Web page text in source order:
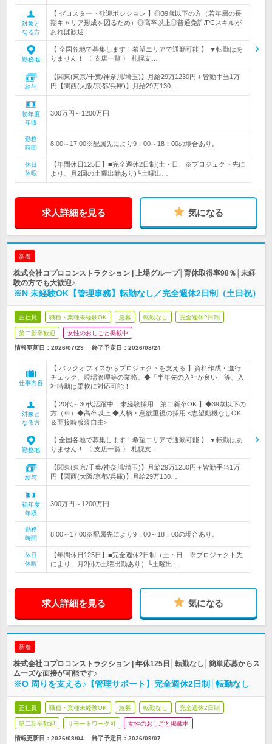
対象と
なる方
【 ゼロスタート歓迎ポジション 】◎39歳以下の方（若年層の長
期キャリア形成を図るため）◎高卒以上◎普通免許/PCスキルが
あれば歓迎！
勤務地
【 全国各地で募集します！希望エリアで通勤可能 】 ▼転勤はあ
りません！ 〈 支店一覧 〉 札幌支…
給与
【関東(東京/千葉/神奈川/埼玉)】月給29万1230円＋皆勤手当1万
円【関西(大阪/京都/兵庫)】月給29万130…
初年度
年収
300万円～1200万円
勤務
時間
8:00～17:00※配属先により9：00～18：00の場合あり。
休日
休暇
【年間休日125日】■完全週休2日制(土・日 ※プロジェクト先に
より、月2回の土曜出勤あり)└土曜出…
求人詳細を見る 気になる
新着
株式会社コプロコンストラクション | 上場グループ│育休取得率98％│未経
験の方でも大歓迎♪
※N 未経験OK【管理事務】転勤なし／完全週休2日制（土日祝）
正社員 職種・業種未経験OK 急募 転勤なし 完全週休2日制
第二新卒歓迎 女性のおしごと掲載中
情報更新日：2026/07/29 終了予定日： 2026/08/24
仕事内容
【 バックオフィスからプロジェクトを支える 】資料作成・進行
チェック、現場管理等の業務。◆「半年先の入社が良い」等、入
社時期は柔軟に対応可能！
対象と
なる方
【 20代～30代活躍中｜未経験採用｜第二新卒OK 】◆39歳以下の
方（※）◆高卒以上 ◆人柄・意欲重視の採用 <志望動機なしOK
＆面接時服装自由>
勤務地
【 全国各地で募集します！希望エリアで通勤可能 】 ▼転勤はあ
りません！ 〈 支店一覧 〉 札幌支…
給与
【関東(東京/千葉/神奈川/埼玉)】月給29万1230円＋皆勤手当1万
円【関西(大阪/京都/兵庫)】月給29万130…
初年度
年収
300万円～1200万円
勤務
時間
8:00～17:00※配属先により9：00～18：00の場合あり。
休日
休暇
【年間休日125日】■完全週休2日制（土・日 ※プロジェクト先
により、月2回の土曜出勤あり）└土曜出…
求人詳細を見る 気になる
新着
株式会社コプロコンストラクション | 年休125日│転勤なし│簡単応募からス
ムーズな面接が可能です♪
※O 周りを支える♪【管理サポート】完全週休2日制│転勤なし
正社員 職種・業種未経験OK 急募 転勤なし 完全週休2日制
第二新卒歓迎 リモートワーク可 女性のおしごと掲載中
情報更新日：2026/08/04 終了予定日： 2026/09/07